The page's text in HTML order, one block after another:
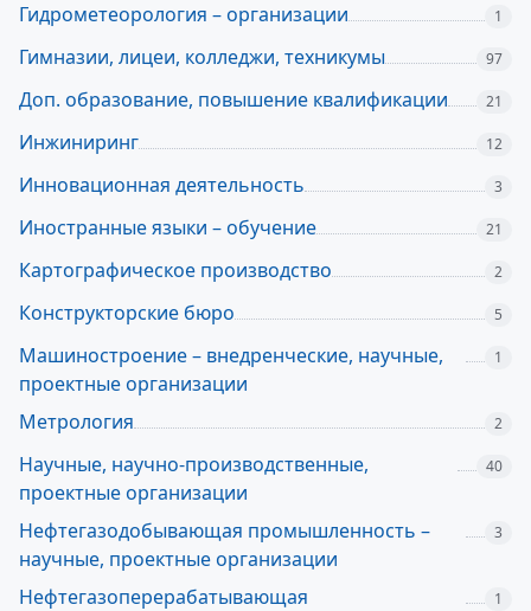
Гидрометеорология – организации 1
Гимназии, лицеи, колледжи, техникумы 97
Доп. образование, повышение квалификации 21
Инжиниринг 12
Инновационная деятельность 3
Иностранные языки – обучение 21
Картографическое производство 2
Конструкторские бюро 5
Машиностроение – внедренческие, научные,
проектные организации
1
Метрология 2
Научные, научно-производственные,
проектные организации
40
Нефтегазодобывающая промышленность –
научные, проектные организации
3
Нефтегазоперерабатывающая
1